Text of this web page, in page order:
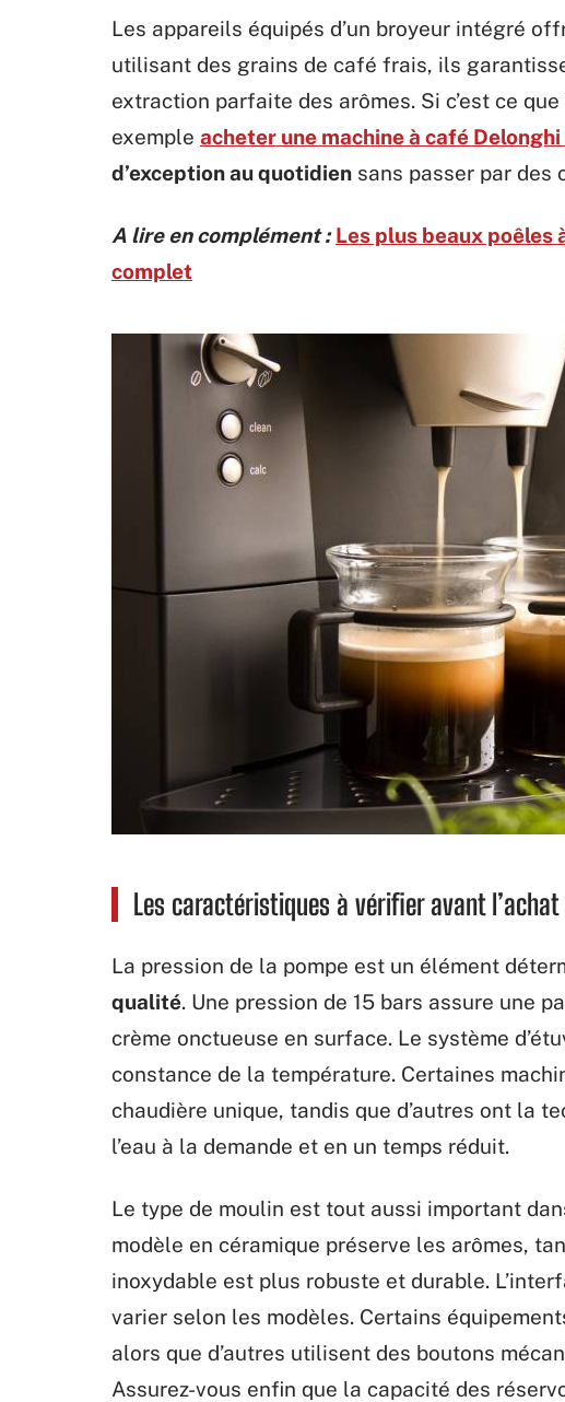
Les appareils équipés d’un broyeur intégré
utilisant des grains de café frais, ils
extraction parfaite des arômes. Si c’est ce
exemple acheter une machine à café
d’exception au quotidien sans passer par des
A lire en complément : Les plus beaux poêles
complet
Les caractéristiques à vérifier avant
La pression de la pompe est un élément
qualité. Une pression de 15 bars assure une
crème onctueuse en surface. Le système
constance de la température. Certaines
chaudière unique, tandis que d’autres ont la
l’eau à la demande et en un temps réduit.
Le type de moulin est tout aussi important
modèle en céramique préserve les arômes,
inoxydable est plus robuste et durable.
varier selon les modèles. Certains
alors que d’autres utilisent des boutons
Assurez-vous enfin que la capacité des